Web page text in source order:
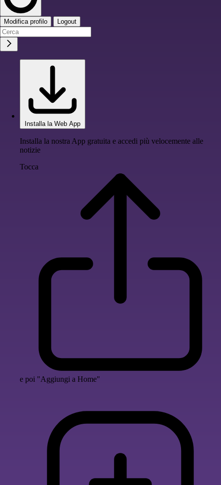
Modifica profilo Logout
Installa la Web App
Installa la nostra App gratuita e accedi più velocemente alle
notizie
Tocca
e poi "Aggiungi a Home"